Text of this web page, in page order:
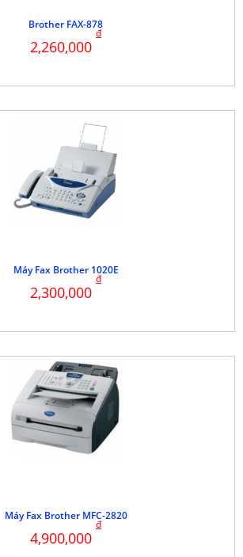
Brother FAX-878
2,260,000
đ
Máy Fax Brother 1020E
2,300,000
đ
Máy Fax Brother MFC-2820
4,900,000
đ